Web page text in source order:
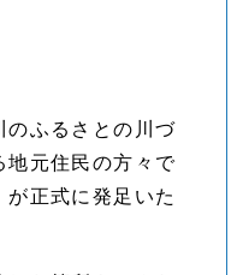
のふるさとの川づ
地元住民の方々で
正式に発足いた